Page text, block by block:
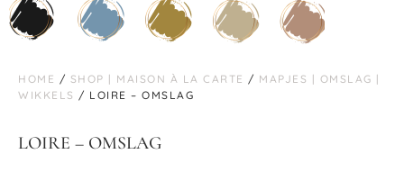
HOME / SHOP | MAISON À LA CARTE / MAPJES | OMSLAG |
WIKKELS / LOIRE – OMSLAG
LOIRE – OMSLAG